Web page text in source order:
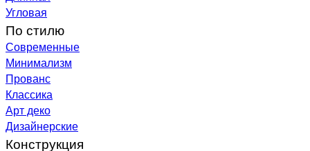
Угловая
По стилю
Современные
Минимализм
Прованс
Классика
Арт деко
Дизайнерские
Конструкция